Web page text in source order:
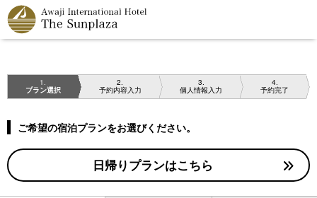
1
プラン選択
2
予約内容入力
3
個人情報入力
4
予約完了
ご希望の宿泊プランをお選びください。
日帰りプランはこちら